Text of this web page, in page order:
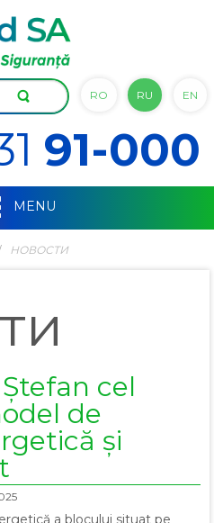
RO RU EN
91-000
MENU
НОВОСТИ
cel
de
și
a blocului situat pe